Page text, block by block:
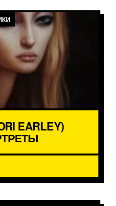
EARLEY)